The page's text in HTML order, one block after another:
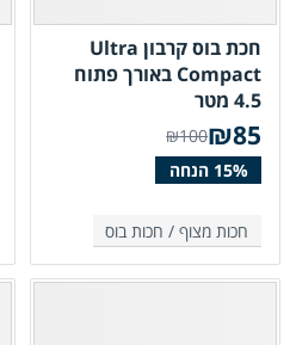
חכת בוס קרבון Ultra
Compact באורך פתוח
4.5 מטר
חכות מצוף / חכות בוס
₪100 85
₪